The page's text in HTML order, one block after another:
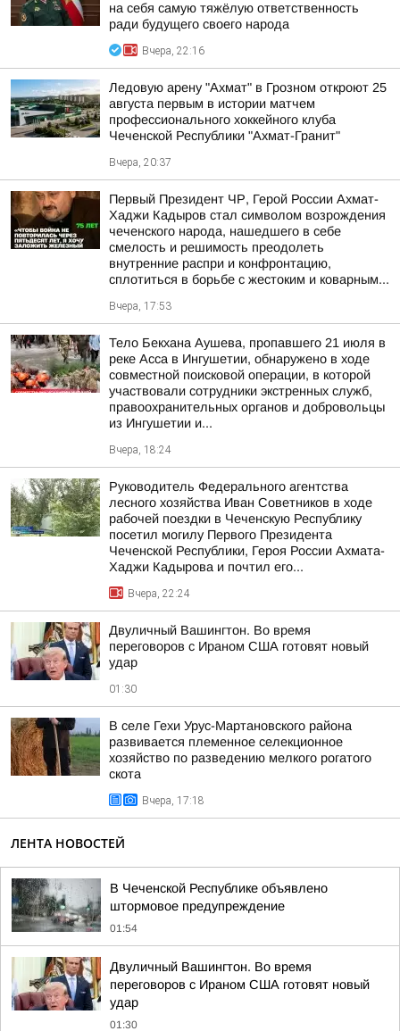
на себя самую тяжёлую ответственность
ради будущего своего народа
Вчера, 22:16
Ледовую арену "Ахмат" в Грозном откроют 25
августа первым в истории матчем
профессионального хоккейного клуба
Чеченской Республики "Ахмат-Гранит"
Вчера, 20:37
Первый Президент ЧР, Герой России Ахмат-
Хаджи Кадыров стал символом возрождения
чеченского народа, нашедшего в себе
смелость и решимость преодолеть
внутренние распри и конфронтацию,
сплотиться в борьбе с жестоким и коварным...
Вчера, 17:53
Тело Бекхана Аушева, пропавшего 21 июля в
реке Асса в Ингушетии, обнаружено в ходе
совместной поисковой операции, в которой
участвовали сотрудники экстренных служб,
правоохранительных органов и добровольцы
из Ингушетии и...
Вчера, 18:24
Руководитель Федерального агентства
лесного хозяйства Иван Советников в ходе
рабочей поездки в Чеченскую Республику
посетил могилу Первого Президента
Чеченской Республики, Героя России Ахмата-
Хаджи Кадырова и почтил его...
Вчера, 22:24
Двуличный Вашингтон. Во время
переговоров с Ираном США готовят новый
удар
01:30
В селе Гехи Урус-Мартановского района
развивается племенное селекционное
хозяйство по разведению мелкого рогатого
скота
Вчера, 17:18
ЛЕНТА НОВОСТЕЙ
В Чеченской Республике объявлено
штормовое предупреждение
01:54
Двуличный Вашингтон. Во время
переговоров с Ираном США готовят новый
удар
01:30